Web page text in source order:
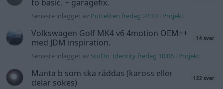
to basic. + garagefix.
Senaste inlägget av Putteliten fredag 22:10 i Projekt
Volkswagen Golf MK4 v6 4motion OEM++
med JDM inspiration.
14 svar
Senaste inlägget av Stol3n_Identity fredag 10:06 i Projekt
Manta b som ska räddas (kaross eller
delar sökes)
122 svar